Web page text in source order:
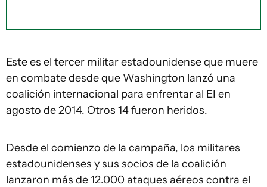
Este es el tercer militar estadounidense que muere
en combate desde que Washington lanzó una
coalición internacional para enfrentar al EI en
agosto de 2014. Otros 14 fueron heridos.
Desde el comienzo de la campaña, los militares
estadounidenses y sus socios de la coalición
lanzaron más de 12.000 ataques aéreos contra el